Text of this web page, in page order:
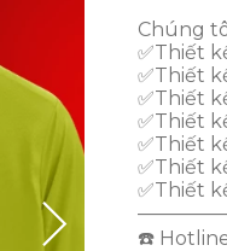
Chúng
✅Thiết
✅Thiết
✅Thiết
✅Thiết
✅Thiết
✅Thiết
✅Thiết
☎️